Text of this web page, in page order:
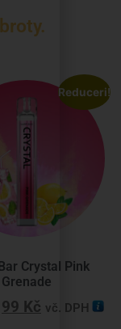
Reduceri!
Crystal Pink
Grenade
99 Kč vč. DPH